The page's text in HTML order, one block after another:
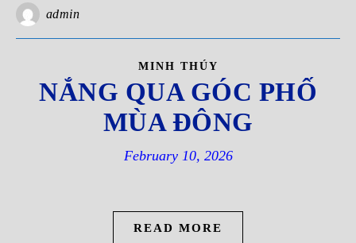
admin
MINH THÚY
NẮNG QUA GÓC PHỐ
MÙA ĐÔNG
February 10, 2026
READ MORE